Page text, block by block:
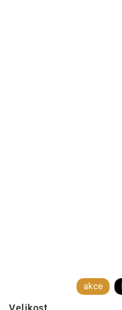
akce